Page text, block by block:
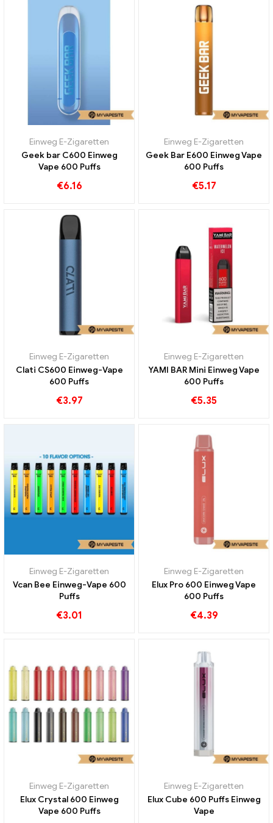
Einweg E-Zigaretten
Geek bar C600 Einweg
Vape 600 Puffs
€6.16
Einweg E-Zigaretten
Geek Bar E600 Einweg Vape
600 Puffs
€5.17
Einweg E-Zigaretten
Clati CS600 Einweg-Vape
600 Puffs
€3.97
Einweg E-Zigaretten
YAMI BAR Mini Einweg Vape
600 Puffs
€5.35
Einweg E-Zigaretten
Vcan Bee Einweg-Vape 600
Puffs
€3.01
Einweg E-Zigaretten
Elux Pro 600 Einweg Vape
600 Puffs
€4.39
Einweg E-Zigaretten
Elux Crystal 600 Einweg
Vape 600 Puffs
Einweg E-Zigaretten
Elux Cube 600 Puffs Einweg
Vape